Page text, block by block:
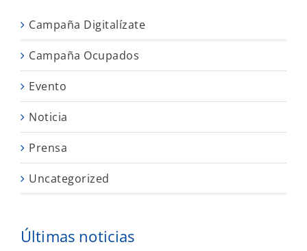
Campaña Digitalízate
Campaña Ocupados
Evento
Noticia
Prensa
Uncategorized
Últimas noticias